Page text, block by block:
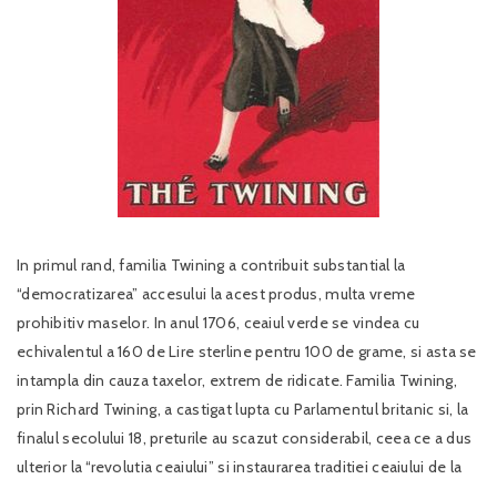
In primul rand, familia Twining a contribuit substantial la
“democratizarea” accesului la acest produs, multa vreme
prohibitiv maselor. In anul 1706, ceaiul verde se vindea cu
echivalentul a 160 de Lire sterline pentru 100 de grame, si asta se
intampla din cauza taxelor, extrem de ridicate. Familia Twining,
prin Richard Twining, a castigat lupta cu Parlamentul britanic si, la
finalul secolului 18, preturile au scazut considerabil, ceea ce a dus
ulterior la “revolutia ceaiului” si instaurarea traditiei ceaiului de la